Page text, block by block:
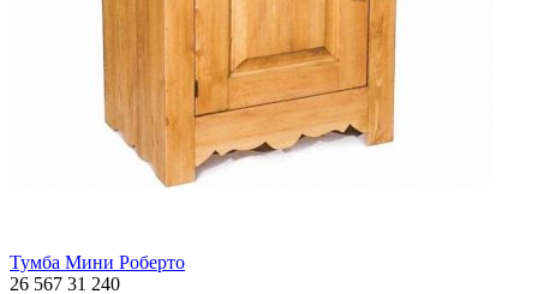
Тумба Мини Роберто
26 567 31 240